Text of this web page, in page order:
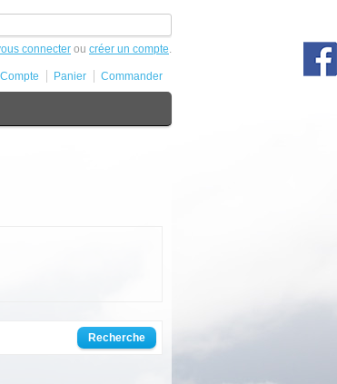
connecter ou créer un compte.
Compte Panier Commander